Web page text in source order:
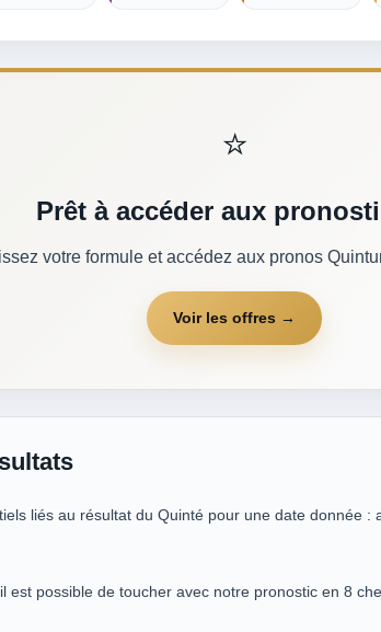
⭐
Prêt à accéder aux
votre formule et accédez aux pronos
Voir les offres →
liés au résultat du Quinté pour une date donnée
possible de toucher avec notre pronostic en 8